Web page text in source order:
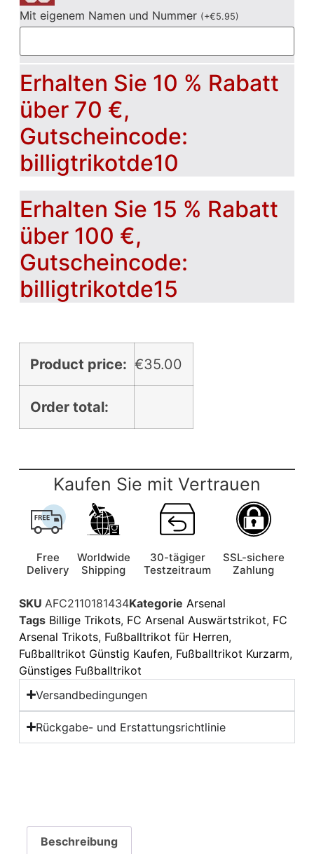
Mit eigenem Namen und Nummer (+€5.95)
Erhalten Sie 10 % Rabatt
über 70 €,
Gutscheincode:
billigtrikotde10
Erhalten Sie 15 % Rabatt
über 100 €,
Gutscheincode:
billigtrikotde15
Product price: €35.00
Order total:
Kaufen Sie mit Vertrauen
Free
Delivery
Worldwide
Shipping
30-tägiger
Testzeitraum
SSL-sichere
Zahlung
SKU AFC2110181434Kategorie Arsenal
Tags Billige Trikots, FC Arsenal Auswärtstrikot, FC
Arsenal Trikots, Fußballtrikot für Herren,
Fußballtrikot Günstig Kaufen, Fußballtrikot Kurzarm,
Günstiges Fußballtrikot
Versandbedingungen
Rückgabe- und Erstattungsrichtlinie
Beschreibung